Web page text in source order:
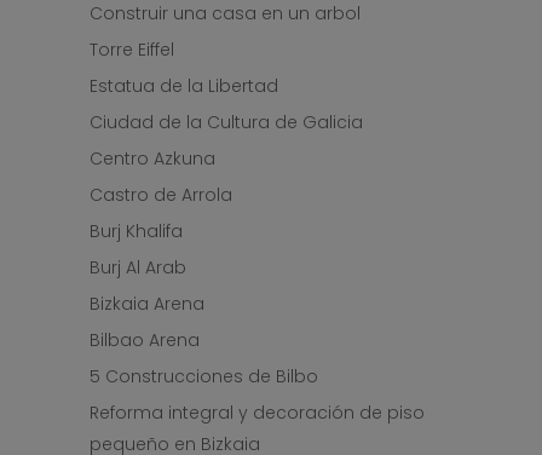
Construir una casa en un arbol
Torre Eiffel
Estatua de la Libertad
Ciudad de la Cultura de Galicia
Centro Azkuna
Castro de Arrola
Burj Khalifa
Burj Al Arab
Bizkaia Arena
Bilbao Arena
5 Construcciones de Bilbo
Reforma integral y decoración de piso
pequeño en Bizkaia